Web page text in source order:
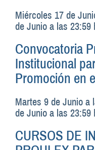
Miércoles 17 de
de Junio a las 23:59
Convocatoria
Institucional
Promoción en
Martes 9 de Junio a
de Junio a las 23:59
CURSOS DE